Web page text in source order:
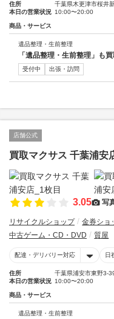
住所
千葉県木更津市桜井
本日の営業状況 10:00〜20:00
商品・サービス
遺品整理・生前整理
「遺品整理・生前整理」も
受付中 出張・訪問
店舗公式
買取マクサス 千葉浦安
3.05 写
リサイクルショップ 金券ショ
中古ゲーム・CD・DVD
質屋
配達・デリバリー対応 日
住所
千葉県浦安市東野3-
本日の営業状況 10:00〜20:00
商品・サービス
遺品整理・生前整理